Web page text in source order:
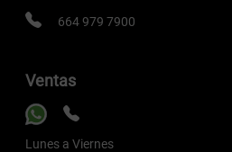
664 979 7900
Ventas
Lunes a Viernes